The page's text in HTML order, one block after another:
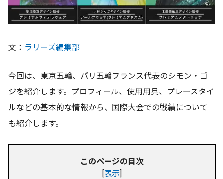
文： ラリーズ編集部
今回は、東京五輪、パリ五輪フランス代表のシモン・ゴ
ジを紹介します。プロフィール、使用用具、プレースタイ
ルなどの基本的な情報から、国際大会での戦績について
も紹介します。
このページの目次
[表示]